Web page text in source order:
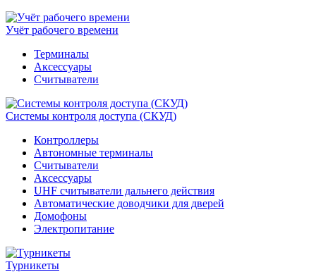
Учёт рабочего времени
Терминалы
Аксессуары
Считыватели
Системы контроля доступа (СКУД)
Контроллеры
Автономные терминалы
Считыватели
Аксессуары
UHF считыватели дальнего действия
Автоматические доводчики для дверей
Домофоны
Электропитание
Турникеты